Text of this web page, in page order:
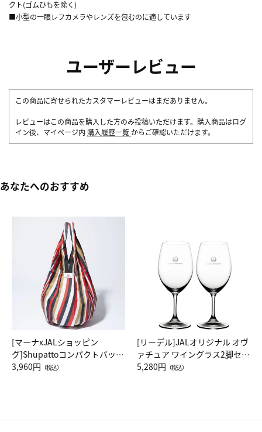
クト(ゴムひもを除く)
■小型の一眼レフカメラやレンズを包むのに適しています
ユーザーレビュー
この商品に寄せられたカスタマーレビューはまだありません。
レビューはこの商品を購入した方のみ投稿いただけます。購入商品はログ
イン後、マイページ内 購入履歴一覧 からご確認いただけます。
あなたへのおすすめ
[マーナxJALショッピン
グ]Shupattoコンパクトバッグ
Drop JAL客室乗務員（LC）ス
3,960円 （税込）
[リーデル]JALオリジナル オヴ
ァチュア ワイングラス2脚セッ
ト（レッドワイン）
5,280円 （税込）